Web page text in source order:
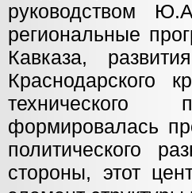
руководством
региональные
Кавказа,
Краснодарского
технического
формировалась
политического
стороны, этот